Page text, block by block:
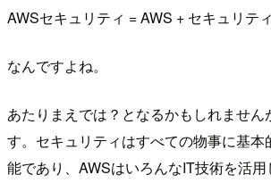
AWSセキュリティ = AWS + セキュリティ
なんですよね。
あたりまえでは？となるかもしれませ
す。セキュリティはすべての物事に基
能であり、AWSはいろんなIT技術を活